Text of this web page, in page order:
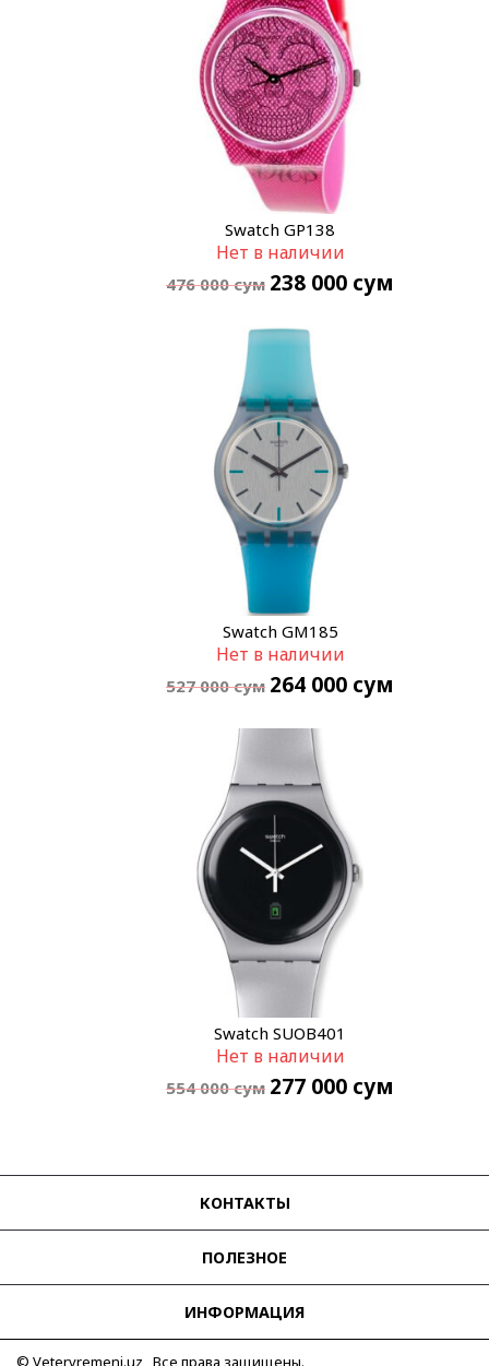
Swatch GP138
Нет в наличии
476 000сум 238 000 сум
Swatch GM185
Нет в наличии
527 000сум 264 000 сум
Swatch SUOB401
Нет в наличии
554 000сум 277 000 сум
КОНТАКТЫ
ПОЛЕЗНОЕ
ИНФОРМАЦИЯ
© Vetervremeni.uz Все права защищены.